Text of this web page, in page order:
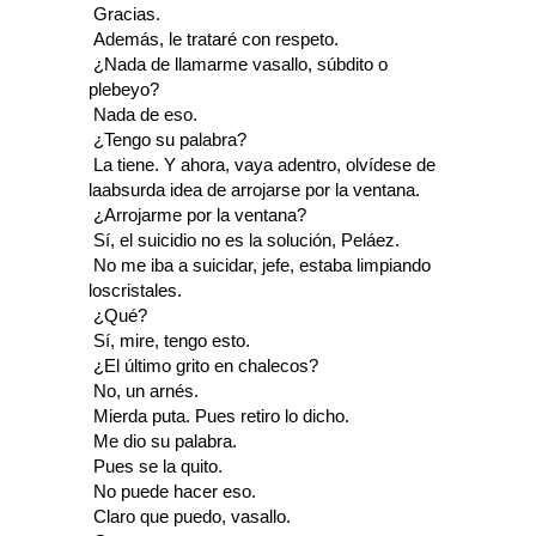
 Gracias.
 Además, le trataré con respeto.
 ¿Nada de llamarme vasallo, súbdito o
plebeyo?
 Nada de eso.
 ¿Tengo su palabra?
 La tiene. Y ahora, vaya adentro, olvídese de
laabsurda idea de arrojarse por la ventana.
 ¿Arrojarme por la ventana?
 Sí, el suicidio no es la solución, Peláez.
 No me iba a suicidar, jefe, estaba limpiando
loscristales.
 ¿Qué?
 Sí, mire, tengo esto.
 ¿El último grito en chalecos?
 No, un arnés.
 Mierda puta. Pues retiro lo dicho.
 Me dio su palabra.
 Pues se la quito.
 No puede hacer eso.
 Claro que puedo, vasallo.